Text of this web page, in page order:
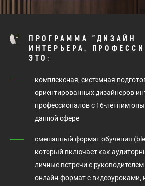
ПРОГРАММА "ДИЗАЙН
ИНТЕРЬЕРА.
ЭТО:
комплексная, системная
ориентированных дизайнеров
профессионалов с 16-летним
данной сфере
смешанный формат обучения
который включает как
личные встречи с руководителем
онлайн-формат с видеоуроками,